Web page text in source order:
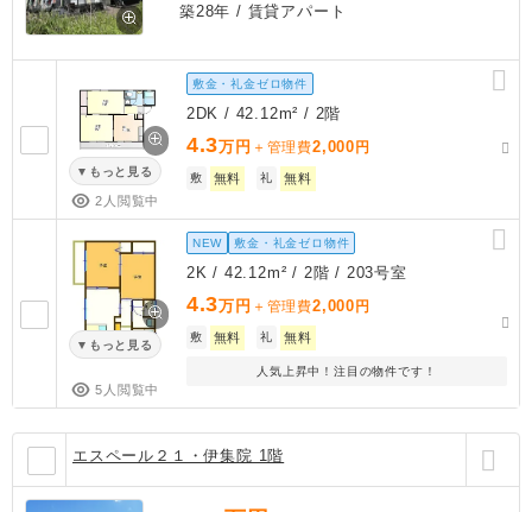
築28年 / 賃貸アパート
もっと見る
2人閲覧中
敷金・礼金ゼロ物件
2DK / 42.12m² / 2階
4.3万円 ＋管理費2,000 円
敷 無料 礼 無料
もっと見る
5人閲覧中
NEW 敷金・礼金ゼロ物件
2K / 42.12m² / 2階 / 203号室
4.3万円 ＋管理費2,000 円
敷 無料 礼 無料
人気上昇中！注目の物件です！
エスペール２１・伊集院 1階